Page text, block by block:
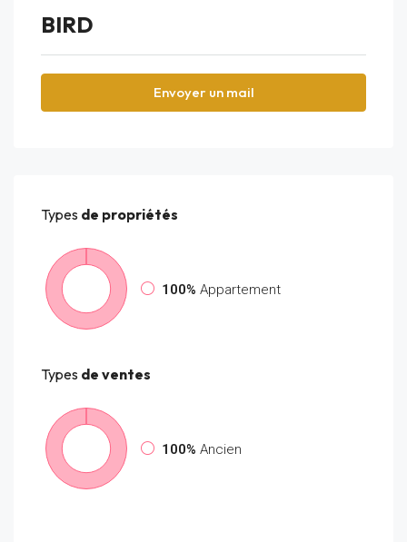
BIRD
Envoyer un mail
Types de propriétés
100% Appartement
Types de ventes
100% Ancien